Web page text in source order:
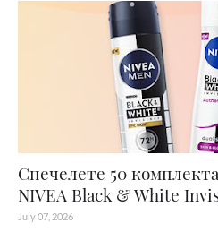
Спечелете 50
NIVEA Black & White
July 07, 2026